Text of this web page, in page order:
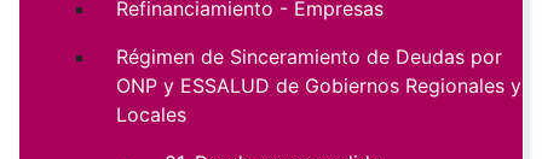
Refinanciamiento - Empresas
Régimen de Sinceramiento de Deudas por
ONP y ESSALUD de Gobiernos Regionales y
Locales